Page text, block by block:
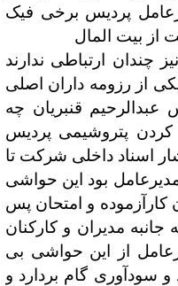
پردیس برخی فیک
از بیت المال
ارتباطی ندارند
از رزومه داران اصلی
قنبریان چه
پتروشیمی پردیس
اسناد داخلی شرکت تا
بود این حواشی
کارآزموده و امتحان پس
مدیران و کارکنان
از این حواشی بی
سودآوری گام بردارد و